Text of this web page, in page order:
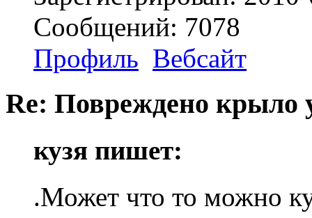
Сообщений: 7078
Профиль Вебсайт
Re: Повреждено крыло
кузя пишет:
.Может что то можно